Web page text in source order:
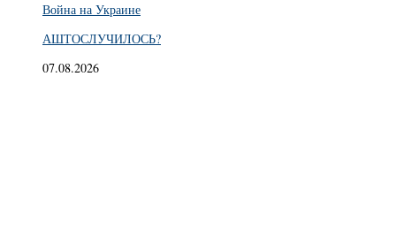
Война на Украине
АШТОСЛУЧИЛОСЬ?
07.08.2026